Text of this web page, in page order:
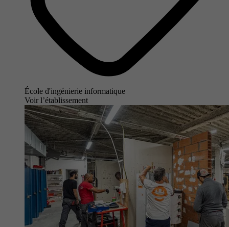
École d'ingénierie informatique
Voir l’établissement